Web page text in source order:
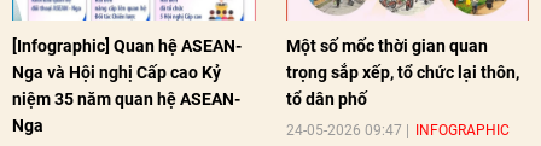
[Infographic] Quan hệ ASEAN-
Nga và Hội nghị Cấp cao Kỷ
niệm 35 năm quan hệ ASEAN-
Nga
Một số mốc thời gian quan
trọng sắp xếp, tổ chức lại thôn,
tổ dân phố
24-05-2026 09:47 INFOGRAPHIC